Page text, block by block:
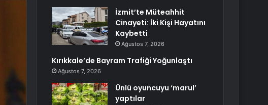
İzmit’te Müteahhit
Cinayeti: İki Kişi Hayatını
Kaybetti
Ağustos 7, 2026
Kırıkkale’de Bayram Trafiği Yoğunlaştı
Ağustos 7, 2026
Ünlü oyuncuyu ‘marul’
yaptılar